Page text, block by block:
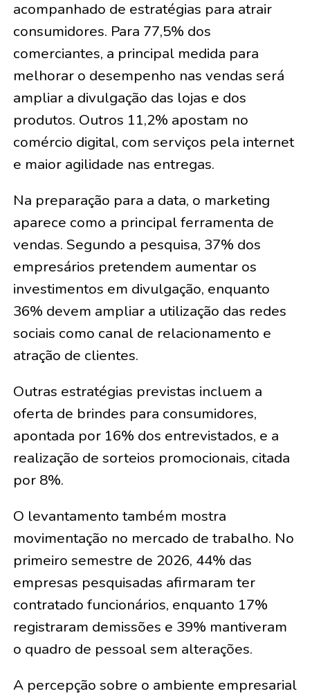
acompanhado de estratégias para atrair
consumidores. Para 77,5% dos
comerciantes, a principal medida para
melhorar o desempenho nas vendas será
ampliar a divulgação das lojas e dos
produtos. Outros 11,2% apostam no
comércio digital, com serviços pela internet
e maior agilidade nas entregas.
Na preparação para a data, o marketing
aparece como a principal ferramenta de
vendas. Segundo a pesquisa, 37% dos
empresários pretendem aumentar os
investimentos em divulgação, enquanto
36% devem ampliar a utilização das redes
sociais como canal de relacionamento e
atração de clientes.
Outras estratégias previstas incluem a
oferta de brindes para consumidores,
apontada por 16% dos entrevistados, e a
realização de sorteios promocionais, citada
por 8%.
O levantamento também mostra
movimentação no mercado de trabalho. No
primeiro semestre de 2026, 44% das
empresas pesquisadas afirmaram ter
contratado funcionários, enquanto 17%
registraram demissões e 39% mantiveram
o quadro de pessoal sem alterações.
A percepção sobre o ambiente empresarial